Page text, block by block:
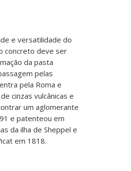
e versatilidade do
concreto deve ser
da pasta
pelas
pela Roma e
cinzas vulcânicas e
um aglomerante
e patenteou em
da ilha de Sheppel e
em 1818.